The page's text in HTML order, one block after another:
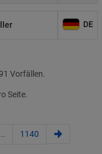
DE
Vorfällen.
Seite.
1140